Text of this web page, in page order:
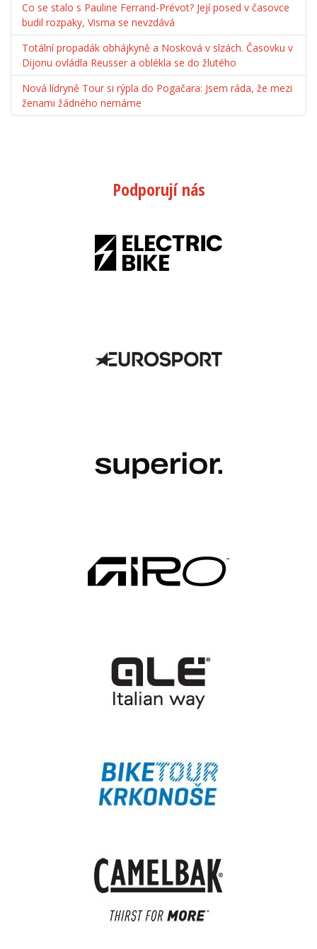
Co se stalo s Pauline Ferrand-Prévot? Její posed v časovce
budil rozpaky, Visma se nevzdává
Totální propadák obhájkyně a Nosková v slzách. Časovku v
Dijonu ovládla Reusser a oblékla se do žlutého
Nová lídryně Tour si rýpla do Pogačara: Jsem ráda, že mezi
ženami žádného nemáme
Podporují nás